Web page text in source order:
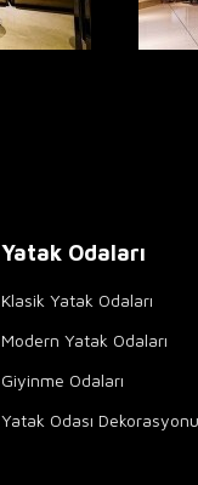
Yatak Odaları
Klasik Yatak Odaları
Modern Yatak Odaları
Giyinme Odaları
Yatak Odası